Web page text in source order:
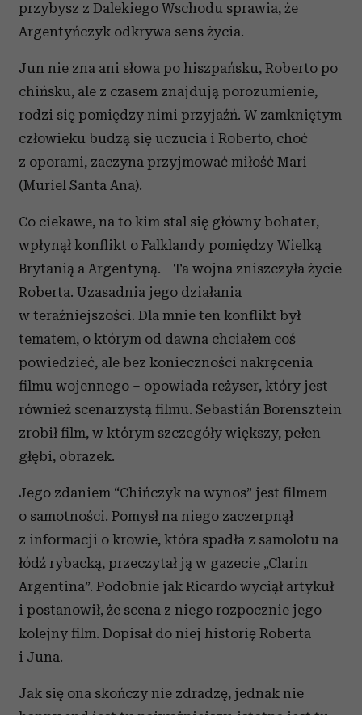
przybysz z Dalekiego Wschodu sprawia, że
Argentyńczyk odkrywa sens życia.
Jun nie zna ani słowa po hiszpańsku, Roberto po
chińsku, ale z czasem znajdują porozumienie,
rodzi się pomiędzy nimi przyjaźń. W zamkniętym
człowieku budzą się uczucia i Roberto, choć
z oporami, zaczyna przyjmować miłość Mari
(Muriel Santa Ana).
Co ciekawe, na to kim stal się główny bohater,
wpłynął konflikt o Falklandy pomiędzy Wielką
Brytanią a Argentyną. - Ta wojna zniszczyła życie
Roberta. Uzasadnia jego działania
w teraźniejszości. Dla mnie ten konflikt był
tematem, o którym od dawna chciałem coś
powiedzieć, ale bez konieczności nakręcenia
filmu wojennego – opowiada reżyser, który jest
również scenarzystą filmu. Sebastián Borensztein
zrobił film, w którym szczegóły większy, pełen
głębi, obrazek.
Jego zdaniem “Chińczyk na wynos” jest filmem
o samotności. Pomysł na niego zaczerpnął
z informacji o krowie, która spadła z samolotu na
łódź rybacką, przeczytał ją w gazecie „Clarin
Argentina”. Podobnie jak Ricardo wyciął artykuł
i postanowił, że scena z niego rozpocznie jego
kolejny film. Dopisał do niej historię Roberta
i Juna.
Jak się ona skończy nie zdradzę, jednak nie